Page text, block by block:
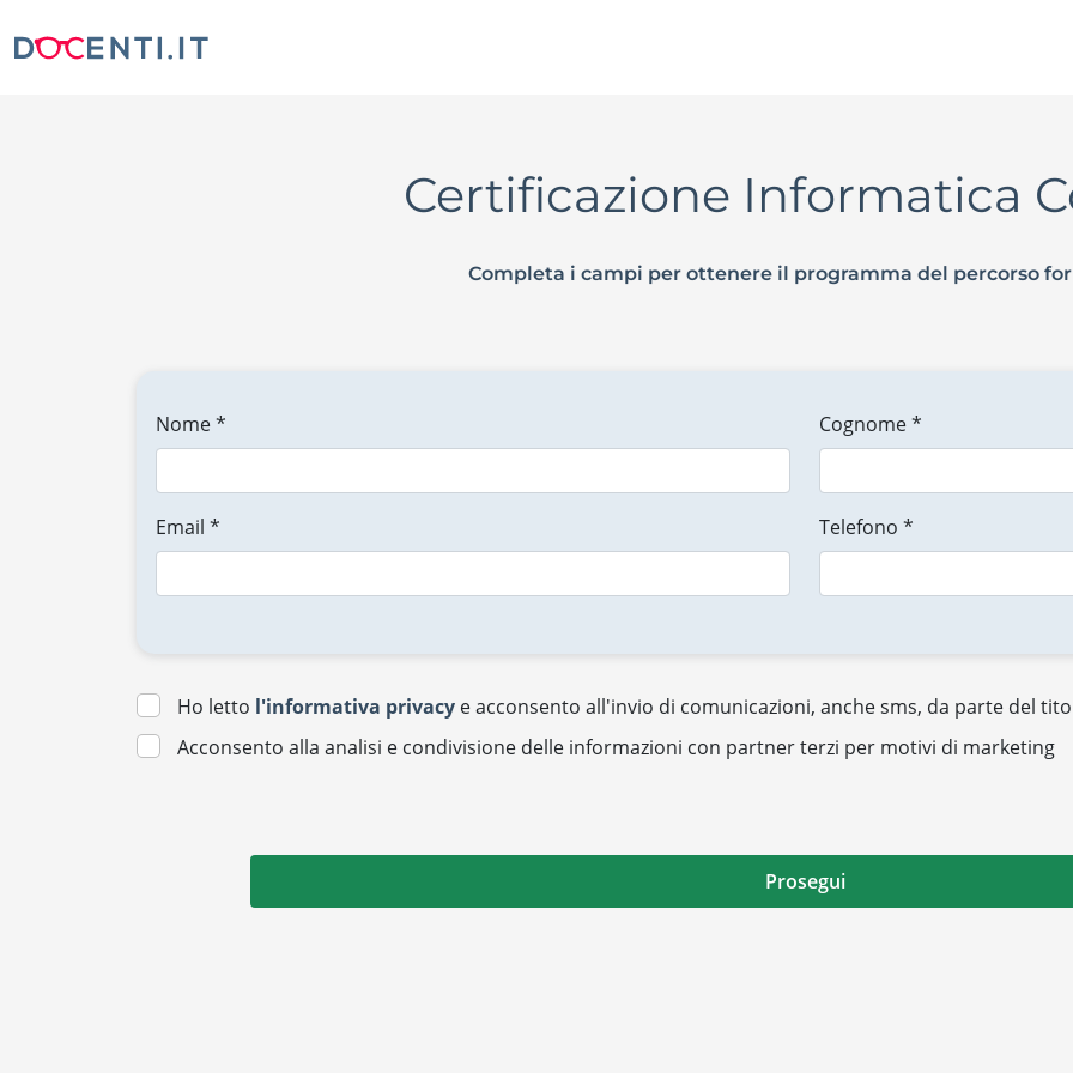
Certificazione Informatica
Completa i campi per ottenere il programma del percorso
Nome * Cognome *
Email * Telefono *
Ho letto l'informativa privacy e acconsento all'invio di comunicazioni, anche sms, da parte del
Acconsento alla analisi e condivisione delle informazioni con partner terzi per motivi di marketing